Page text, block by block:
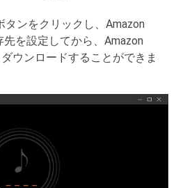
ンをクリックし、Amazon
を設定してから、Amazon
ウンロードすることができま